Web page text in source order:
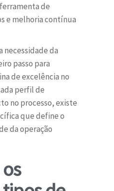
de
e melhoria contínua
necessidade da
passo para
de excelência no
perfil de
no processo, existe
que define o
da operação